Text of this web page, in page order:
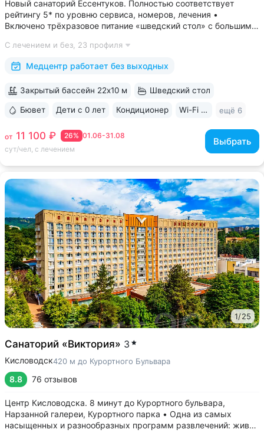
Новый санаторий Ессентуков. Полностью соответствует
рейтингу 5* по уровню сервиса, номеров, лечения •
Включено трёхразовое питание «шведский стол» с большим
в Ессентуках • Центр Курортной зоны: 3 минуты
до Курортного парка и Грязелечебницы им....
С лечением и без, 23 профиля
Медцентр работает без выходных
01.06-31.08
26%
от 11 100 ₽
сут/чел, с лечением
Выбрать
Закрытый бассейн 22х10 м Шведский стол
Бювет Дети с 0 лет Кондиционер Wi-Fi в номерах ещё 6
1/25
Санаторий «Виктория» 3
Кисловодск420 м до Курортного Бульвара
8.8 76 отзывов
Центр Кисловодска. 8 минут до Курортного бульвара,
Нарзанной галереи, Курортного парка • Одна из самых
насыщенных и разнообразных программ развлечений: живая